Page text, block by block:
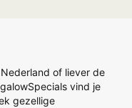
of liever de
vind je
gezellige